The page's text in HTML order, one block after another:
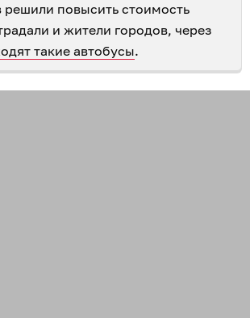
решили повысить стоимость
и жители городов, через
такие автобусы.